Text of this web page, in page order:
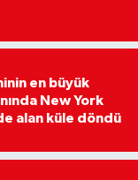
en büyük
New York
alan küle döndü